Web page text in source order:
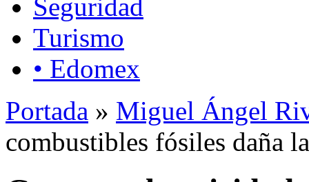
Seguridad
Turismo
• Edomex
Portada » Miguel Ángel
combustibles fósiles daña